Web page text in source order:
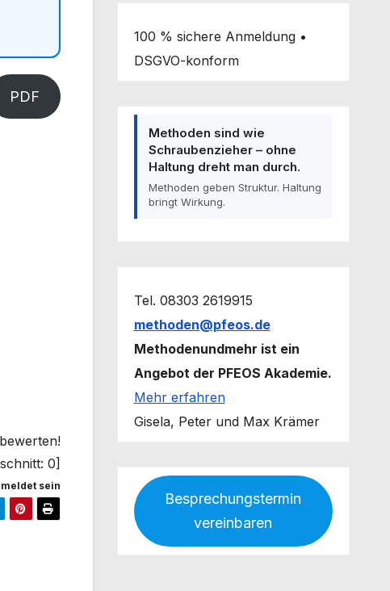
PDF
0]
sein
100 % sichere Anmeldung •
DSGVO-konform
Methoden sind wie
Schraubenzieher – ohne
Haltung dreht man durch.
Methoden geben Struktur. Haltung
bringt Wirkung.
Tel. 08303 2619915
methoden@pfeos.de
Methodenundmehr ist ein
Angebot der PFEOS Akademie.
Mehr erfahren
Gisela, Peter und Max Krämer
Besprechungstermin
vereinbaren